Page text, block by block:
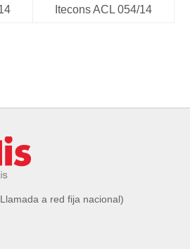
Itecons ACL 054/14
a red fija nacional)